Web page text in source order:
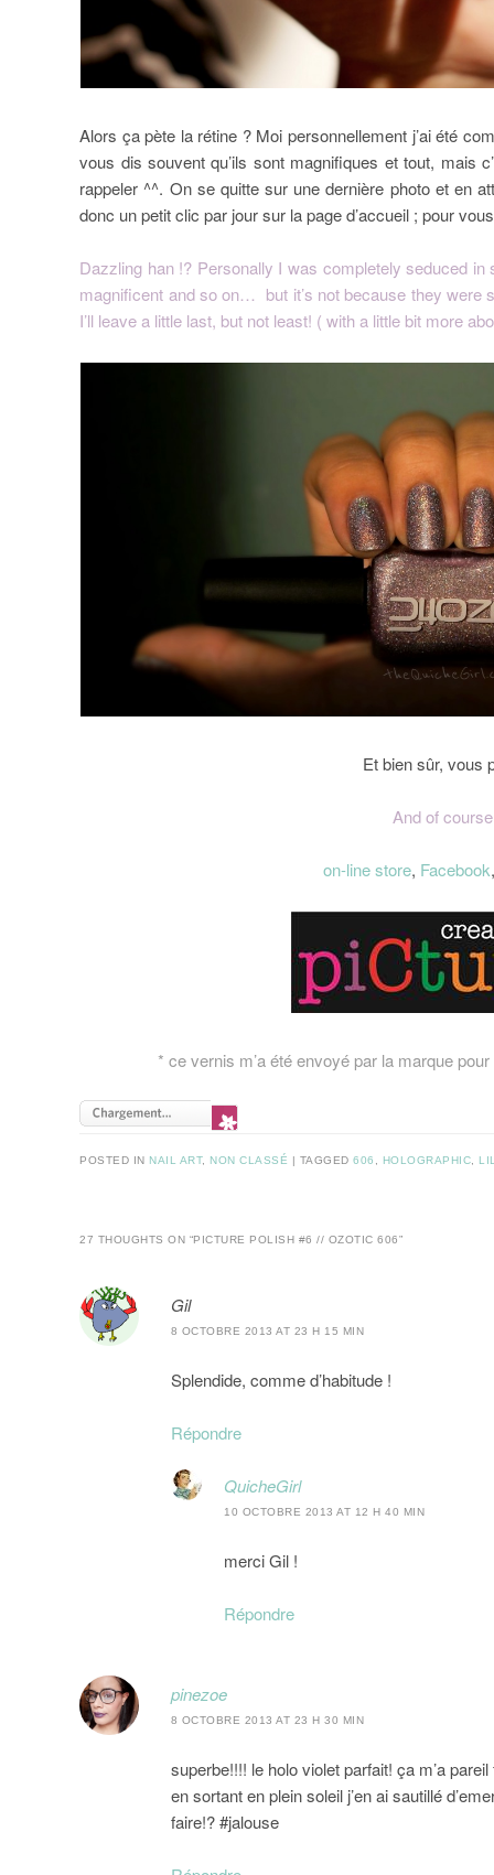
Alors ça pète la rétine ? Moi personnellement j’ai été
vous dis souvent qu’ils sont magnifiques et tout, mais
rappeler ^^. On se quitte sur une dernière photo et en
donc un petit clic par jour sur la page d’accueil ; pour
Dazzling han !? Personally I was completely seduced
magnificent and so on… but it’s not because they were
I’ll leave a little last, but not least! ( with a little bit more
Et bien sûr, vous
And of
on-line store, Facebook
* ce vernis m’a été envoyé par la marque
POSTED IN NAIL ART, NON CLASSÉ | TAGGED606 HOLOGRAPHIC
27 THOUGHTS ON “PICTURE POLISH #6 // OZOTIC 606”
Gil
8 OCTOBRE 2013 AT 23 H 15 MIN
Splendide, comme d’habitude !
Répondre
QuicheGirl
10 OCTOBRE 2013 AT 12 H 40 MIN
merci Gil !
Répondre
pinezoe
8 OCTOBRE 2013 AT 23 H 30 MIN
superbe!!!! le holo violet parfait! ça m’a
en sortant en plein soleil j’en ai sautillé
faire!? #jalouse